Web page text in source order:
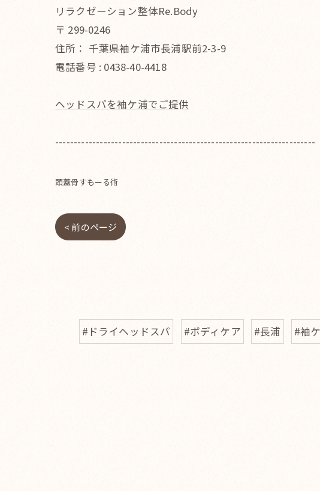
リラクゼーション整体Re.Body
〒 299-0246
住所： 千葉県袖ケ浦市長浦駅前2-3-9
電話番号 : 0438-40-4418
ヘッドスパを袖ケ浦でご提供
----------------------------------------------------------------------
頭蓋骨すもーる術
< 前のページ
#ドライヘッドスパ #ボディケア #長浦 #袖